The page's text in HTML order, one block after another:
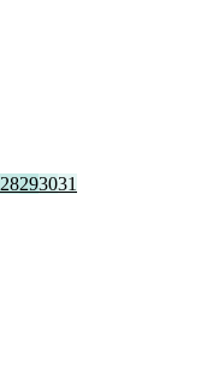
28293031